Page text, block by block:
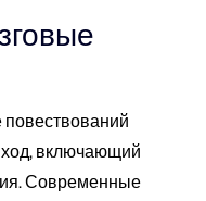
повествований
включающий
Современные